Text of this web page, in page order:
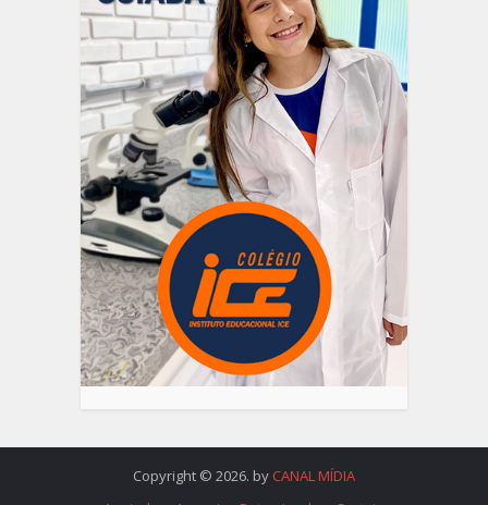
Copyright © 2026. by CANAL MÍDIA